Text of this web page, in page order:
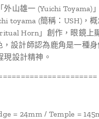
山雄一 (Yuichi Toyama)
toyama (簡稱：USH)，
Horn」創作，眼鏡上
設計師認為鹿角是一種
現設計精神。
= 24mm / Temple =